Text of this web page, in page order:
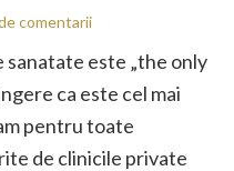
comentarii
sanatate este „the only
ca este cel mai
pentru toate
de clinicile private